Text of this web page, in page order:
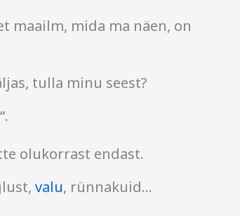
maailm, mida ma näen, on
tulla minu seest?
olukorrast endast.
valu, rünnakuid…